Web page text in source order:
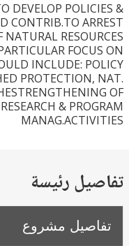
TO DEVELOP
CONTRIB.TO
OF NATURAL
PARTICULAR
IT WOULD INCLUDE:
RESEARCH &
رئيسة
مشروع